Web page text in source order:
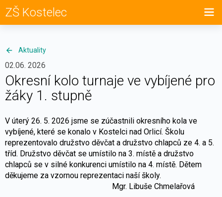
ZŠ Kostelec
Aktuality
02.06. 2026
Okresní kolo turnaje ve vybíjené pro
žáky 1. stupně
V úterý 26. 5. 2026 jsme se zúčastnili okresního kola ve
vybíjené, které se konalo v Kostelci nad Orlicí. Školu
reprezentovalo družstvo děvčat a družstvo chlapců ze 4. a 5.
tříd. Družstvo děvčat se umístilo na 3. místě a družstvo
chlapců se v silné konkurenci umístilo na 4. místě. Dětem
děkujeme za vzornou reprezentaci naší školy.
Mgr. Libuše Chmelařová